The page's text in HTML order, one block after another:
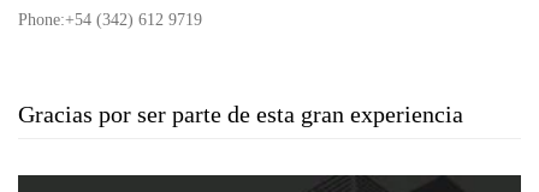
Phone:+54 (342) 612 9719
Gracias por ser parte de esta gran experiencia